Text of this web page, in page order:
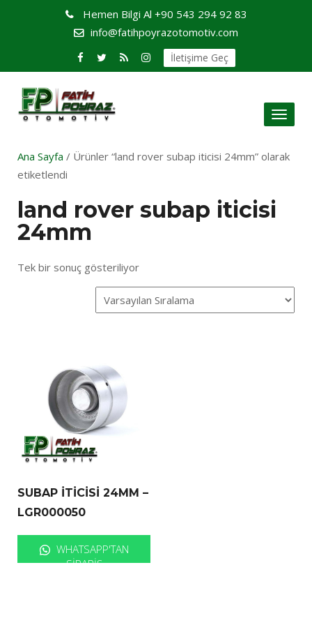
Hemen Bilgi Al +90 543 294 92 83
info@fatihpoyrazotomotiv.com
İletişime Geç
Toggle
Ana Sayfa / Ürünler “land rover subap iticisi 24mm” olarak
etiketlendi
land rover subap iticisi
24mm
Tek bir sonuç gösteriliyor
SUBAP İTİCİSİ 24MM –
LGR000050
WHATSAPP'TAN
SIPARIŞ